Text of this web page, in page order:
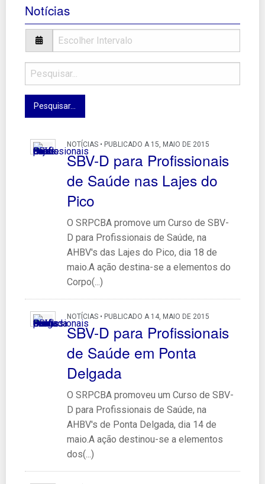
Notícias
NOTÍCIAS • PUBLICADO A 15, MAIO DE 2015
SBV-D para Profissionais
de Saúde nas Lajes do
Pico
O SRPCBA promove um Curso de SBV-
D para Profissionais de Saúde, na
AHBV's das Lajes do Pico, dia 18 de
maio.A ação destina-se a elementos do
Corpo(...)
NOTÍCIAS • PUBLICADO A 14, MAIO DE 2015
SBV-D para Profissionais
de Saúde em Ponta
Delgada
O SRPCBA promoveu um Curso de SBV-
D para Profissionais de Saúde, na
AHBV's de Ponta Delgada, dia 14 de
maio.A ação destinou-se a elementos
dos(...)